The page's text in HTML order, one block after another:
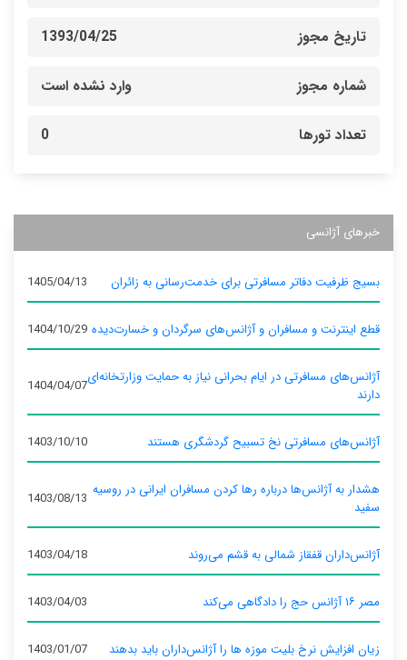
تاریخ مجوز 1393/04/25
شماره مجوز وارد نشده است
تعداد تورها 0
خبرهای آژانسی
بسیج ظرفیت دفاتر مسافرتی برای خدمت‌رسانی به زائران 1405/04/13
قطع اینترنت و مسافران و آژانس‌های سرگردان و خسارت‌دیده 1404/10/29
آژانس‌های مسافرتی در ایام بحرانی نیاز به حمایت وزارتخانه‌ای
دارند
1404/04/07
آژانس‌های مسافرتی نخ تسبیح گردشگری هستند 1403/10/10
هشدار به آژانس‌ها درباره رها کردن مسافران ایرانی در روسیه
سفید
1403/08/13
آژانس‌داران قفقاز شمالی به قشم می‌روند 1403/04/18
مصر ۱۶ آژانس حج را دادگاهی می‌کند 1403/04/03
زیان افزایش نرخ بلیت موزه ها را آژانس‌داران باید بدهند 1403/01/07